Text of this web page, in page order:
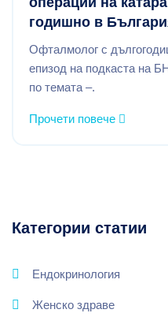
годишно в
Офталмолог с
епизод на подкаста на
по темата –.
Прочети повече
Категории статии
Ендокринология
Женско здраве